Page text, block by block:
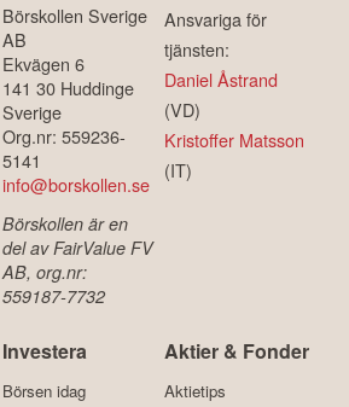
Börskollen Sverige
AB
Ekvägen 6
141 30 Huddinge
Sverige
Org.nr: 559236-
5141
info@borskollen.se
Börskollen är en
del av FairValue FV
AB, org.nr:
559187-7732
Ansvariga för
tjänsten:
Daniel Åstrand
(VD)
Kristoffer Matsson
(IT)
Investera
Börsen idag
Aktier & Fonder
Aktietips